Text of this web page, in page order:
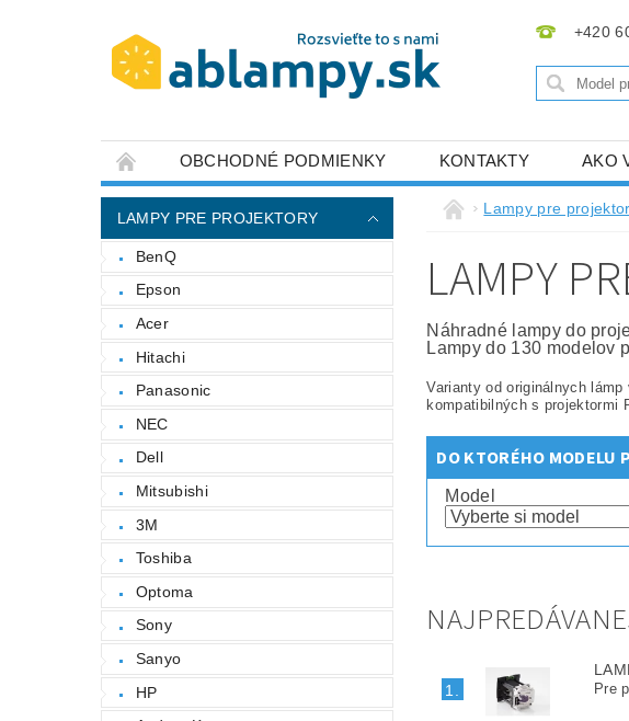
+420
OBCHODNÉ PODMIENKY KONTAKTY AKO
LAMPY PRE PROJEKTORY
BenQ
Epson
Acer
Hitachi
Panasonic
NEC
Dell
Mitsubishi
3M
Toshiba
Optoma
Sony
Sanyo
HP
Lampy pre
LAMPY
Náhradné lampy do
Lampy do 130 modelov
Varianty od originálnych
kompatibilných s projektormi
DO KTORÉHO MODELU
Model
1. Pre